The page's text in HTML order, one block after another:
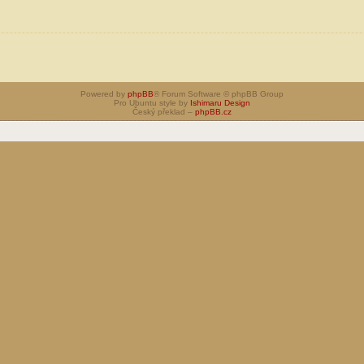
Powered by phpBB® Forum Software © phpBB Group
Pro Ubuntu style by Ishimaru Design
Český překlad – phpBB.cz